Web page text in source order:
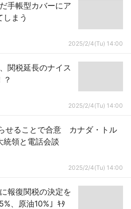
手帳型カバーにア
しまう
2025/2/4(Tu) 14:00
関税延長のナイス
？
2025/2/4(Tu) 14:00
せることで合意 カナダ・トル
統領と電話会談
2025/2/4(Tu) 14:00
報復関税の決定を
、原油10%」ｷﾀ